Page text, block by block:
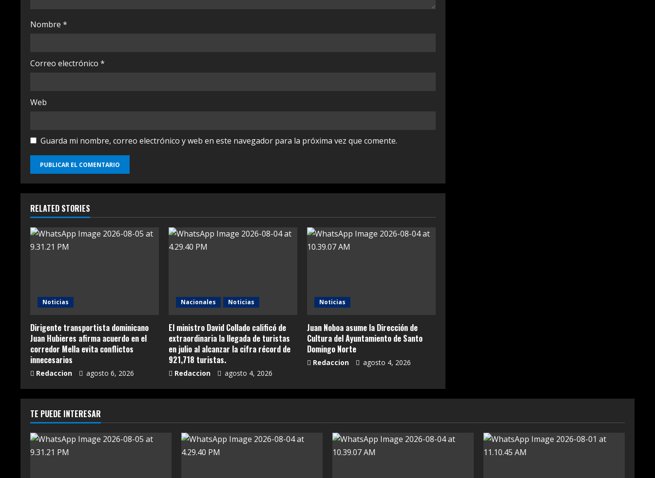
n
Nombre *
Correo electrónico *
Web
Guarda mi nombre, correo electrónico y web en este navegador para la próxima vez que comente.
RELATED STORIES
Noticias
Dirigente transportista dominicano
Juan Hubieres afirma acuerdo en el
corredor Mella evita conflictos
innecesarios
Redaccion agosto 6, 2026
Nacionales Noticias
El ministro David Collado calificó de
extraordinaria la llegada de turistas
en julio al alcanzar la cifra récord de
921,718 turistas.
Redaccion agosto 4, 2026
Noticias
Juan Noboa asume la Dirección de
Cultura del Ayuntamiento de Santo
Domingo Norte
Redaccion agosto 4, 2026
TE PUEDE INTERESAR